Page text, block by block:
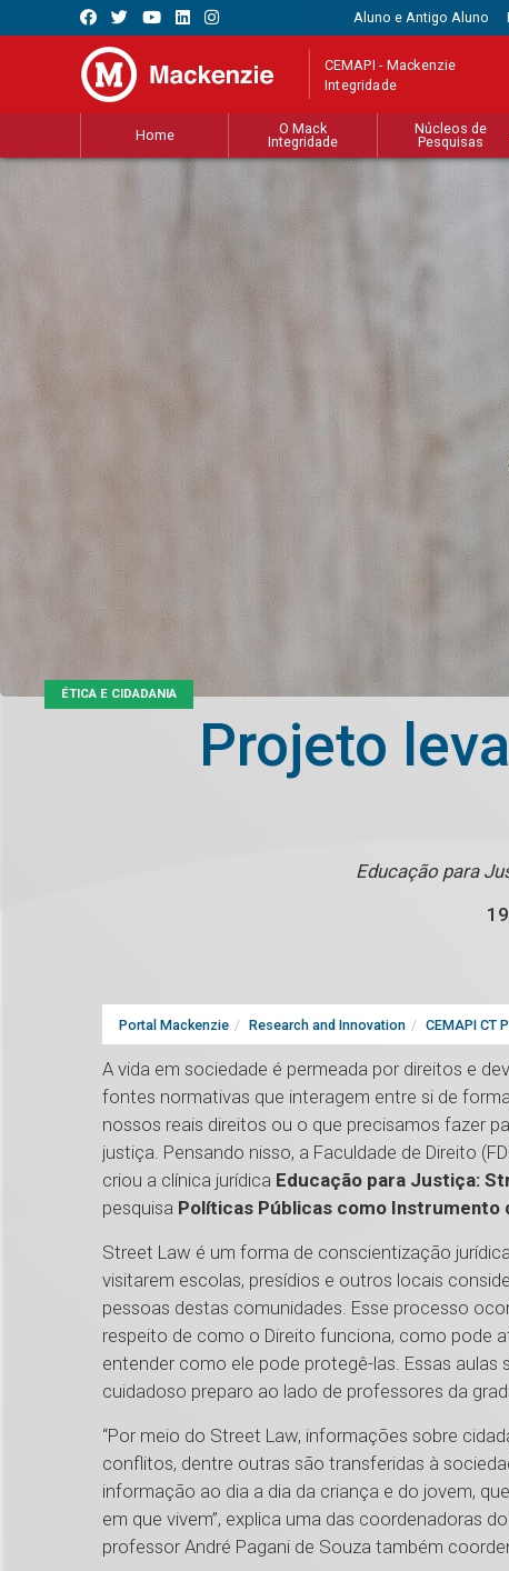
Aluno e Antigo Aluno
CEMAPI - Mackenzie
Integridade
Home
O Mack
Integridade
Núcleos de
Pesquisas
ÉTICA E CIDADANIA
Projeto
Educação para
Portal Mackenzie Research and Innovation CEMAPI CT
A vida em sociedade é permeada por direitos e
fontes normativas que interagem entre si de
nossos reais direitos ou o que precisamos fazer
justiça. Pensando nisso, a Faculdade de Direito
criou a clínica jurídica Educação para Justiça:
pesquisa Políticas Públicas como Instrumento
Street Law é um forma de conscientização
visitarem escolas, presídios e outros locais
pessoas destas comunidades. Esse processo
respeito de como o Direito funciona, como pode
entender como ele pode protegê-las. Essas
cuidadoso preparo ao lado de professores da
“Por meio do Street Law, informações sobre
conflitos, dentre outras são transferidas à
informação ao dia a dia da criança e do jovem,
em que vivem”, explica uma das coordenadoras
professor André Pagani de Souza também